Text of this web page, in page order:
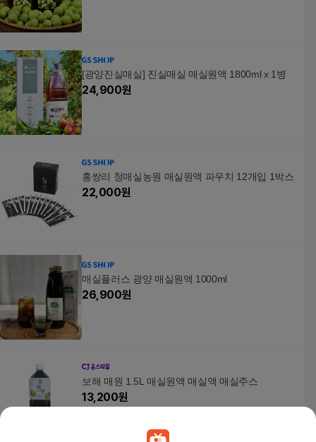
[광양진실매실] 진실매실 매실원액 1800ml x 1병
24,900원
홍쌍리 청매실농원 매실원액 파우치 12개입 1박스
22,000원
매실플러스 광양 매실원액 1000ml
26,900원
보해 매원 1.5L 매실원액 매실액 매실주스
13,200원